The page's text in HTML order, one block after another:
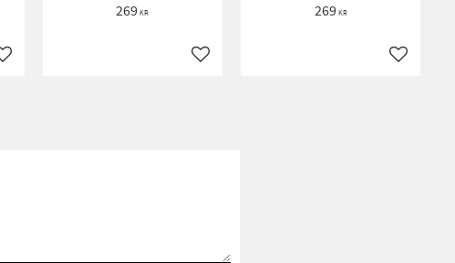
Lägg till i favoriter
eller nytt stelare läder.
269KR
Lägg till i favoriter
269KR
Lägg till i